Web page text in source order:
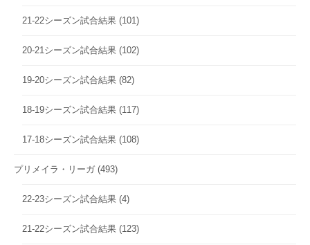
21-22シーズン試合結果 (101)
20-21シーズン試合結果 (102)
19-20シーズン試合結果 (82)
18-19シーズン試合結果 (117)
17-18シーズン試合結果 (108)
プリメイラ・リーガ (493)
22-23シーズン試合結果 (4)
21-22シーズン試合結果 (123)